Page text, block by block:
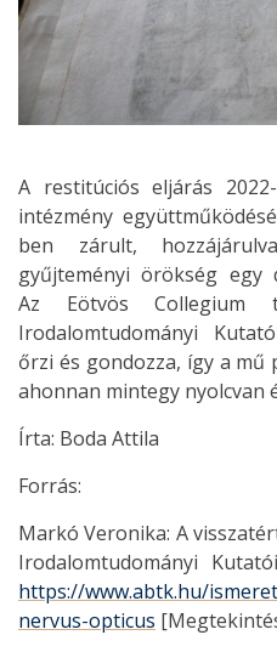
A restitúciós eljárás
intézmény
ben zárult,
gyűjteményi örökség egy
Az Eötvös Collegium
Irodalomtudományi
őrzi és gondozza, így a
ahonnan mintegy nyolcvan
Írta: Boda Attila
Forrás:
Markó Veronika: A
Irodalomtudományi
https://www.abtk.hu/
nervus-opticus